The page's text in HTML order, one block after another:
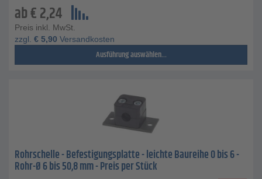
ab€2,24
Preis inkl. MwSt.
zzgl. € 5,90 Versandkosten
Ausführung auswählen...
Rohrschelle - Befestigungsplatte - leichte Baureihe 0 bis 6 -
Rohr-Ø 6 bis 50,8 mm - Preis per Stück